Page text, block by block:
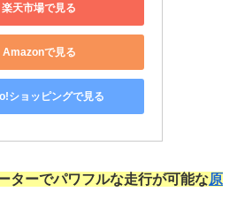
楽天市場で見る
Amazonで見る
ショッピングで見る
ターでパワフルな走行が可能な原